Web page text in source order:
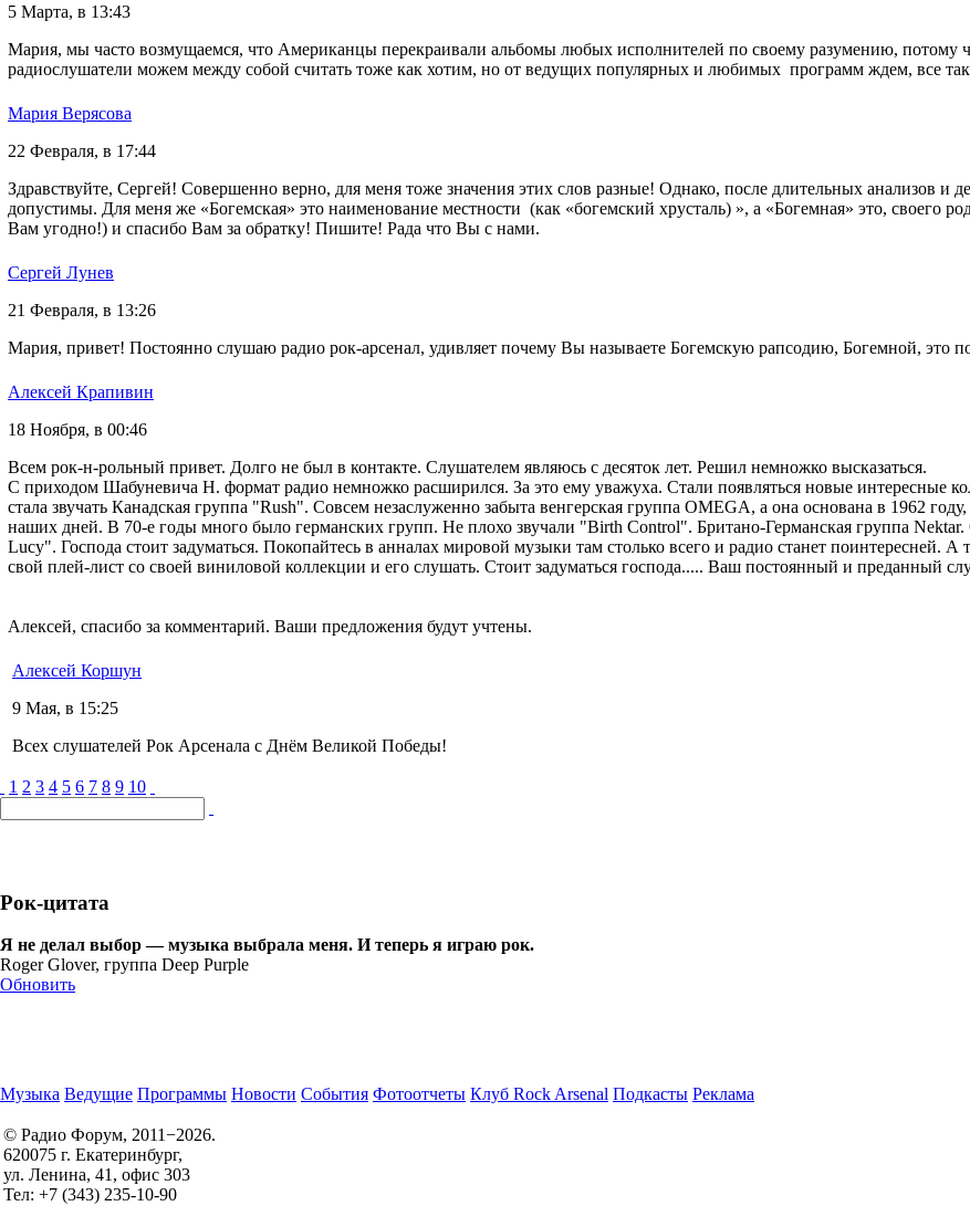
5 Марта, в 13:43
Мария, мы часто возмущаемся, что Американцы перекраивали альбомы любых исполнителей по своему разумению,
радиослушатели можем между собой считать тоже как хотим, но от ведущих популярных и любимых программ ждем, все
Мария Верясова
22 Февраля, в 17:44
Здравствуйте, Сергей! Совершенно верно, для меня тоже значения этих слов разные! Однако, после длительных анализов и
допустимы. Для меня же «Богемская» это наименование местности (как «богемский хрусталь) », а «Богемная» это, своего
Вам угодно!) и спасибо Вам за обратку! Пишите! Рада что Вы с нами.
Сергей Лунев
21 Февраля, в 13:26
Мария, привет! Постоянно слушаю радио рок-арсенал, удивляет почему Вы называете Богемскую рапсодию, Богемной, это
Алексей Крапивин
18 Ноября, в 00:46
Всем рок-н-рольный привет. Долго не был в контакте. Слушателем являюсь с десяток лет. Решил немножко высказаться.
С приходом Шабуневича Н. формат радио немножко расширился. За это ему уважуха. Стали появляться новые интересные
стала звучать Канадская группа "Rush". Совсем незаслуженно забыта венгерская группа OMEGA, а она основана в 1962
наших дней. В 70-е годы много было германских групп. Не плохо звучали "Birth Control". Британо-Германская группа Nektar.
Lucy". Господа стоит задуматься. Покопайтесь в анналах мировой музыки там столько всего и радио станет поинтересней.
свой плей-лист со своей виниловой коллекции и его слушать. Стоит задуматься господа..... Ваш постоянный и преданный
Алексей, спасибо за комментарий. Ваши предложения будут учтены.
Алексей Коршун
9 Мая, в 15:25
Всех слушателей Рок Арсенала с Днём Великой Победы!
1 2 3 4 5 6 7 8 9 10
Рок-цитата
Я не делал выбор — музыка выбрала меня. И теперь я играю рок.
Roger Glover, группа Deep Purple
Обновить
Музыка Ведущие Программы Новости События Фотоотчеты Клуб Rock Arsenal Подкасты Реклама
© Радио Форум, 2011−2026.
620075 г. Екатеринбург,
ул. Ленина, 41, офис 303
Тел: +7 (343) 235-10-90